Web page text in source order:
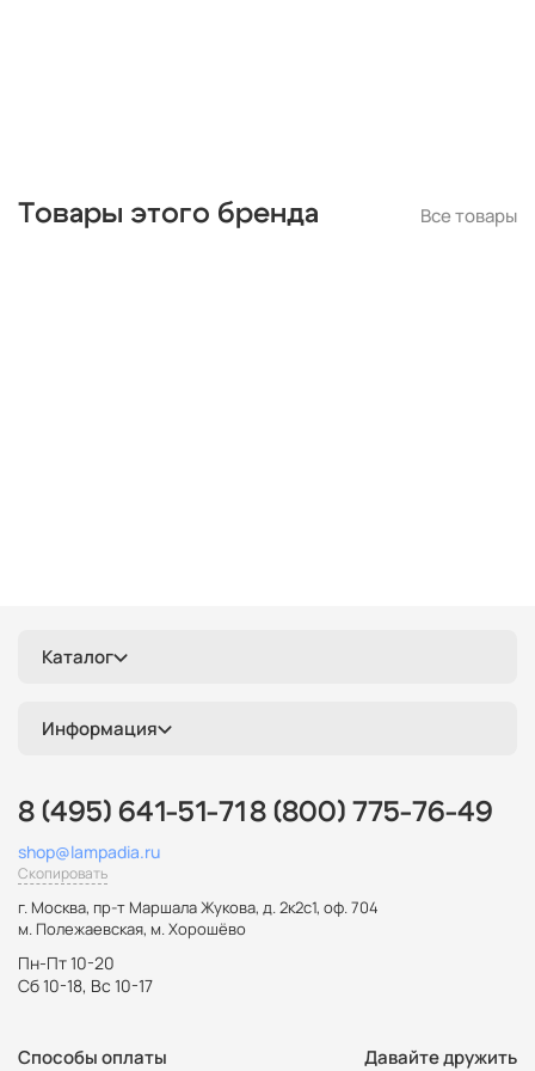
Товары этого бренда Все товары
Каталог
Информация
8 (495) 641-51-71 8 (800) 775-76-49
shop@lampadia.ru
Скопировать
г. Москва, пр-т Маршала Жукова, д. 2к2с1, оф. 704
м. Полежаевская, м. Хорошёво
Пн-Пт 10-20
Сб 10-18, Вс 10-17
Способы оплаты Давайте дружить